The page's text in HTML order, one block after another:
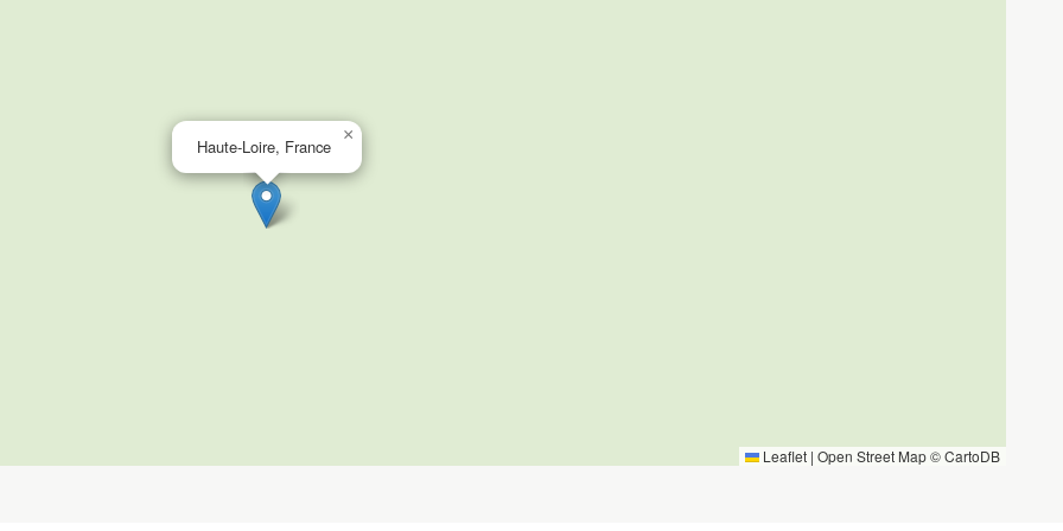
Haute-Loire, France
×
Leaflet | Open Street Map ©CartoDB